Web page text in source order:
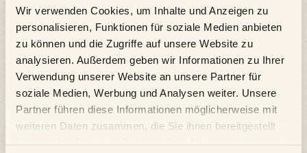
Wir verwenden Cookies, um Inhalte und Anzeigen zu
personalisieren, Funktionen für soziale Medien anbieten
zu können und die Zugriffe auf unsere Website zu
analysieren. Außerdem geben wir Informationen zu Ihrer
Verwendung unserer Website an unsere Partner für
soziale Medien, Werbung und Analysen weiter. Unsere
Partner führen diese Informationen möglicherweise mit
weiteren Daten zusammen, die Sie ihnen bereitgestellt
Kalender abonnieren